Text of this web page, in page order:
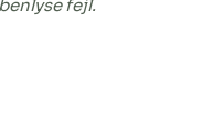
fejl.